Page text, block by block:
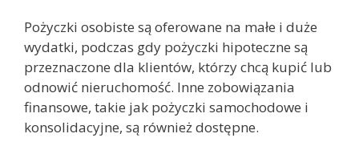
Pożyczki osobiste są oferowane na małe i duże
wydatki, podczas gdy pożyczki hipoteczne są
przeznaczone dla klientów, którzy chcą kupić lub
odnowić nieruchomość. Inne zobowiązania
finansowe, takie jak pożyczki samochodowe i
konsolidacyjne, są również dostępne.